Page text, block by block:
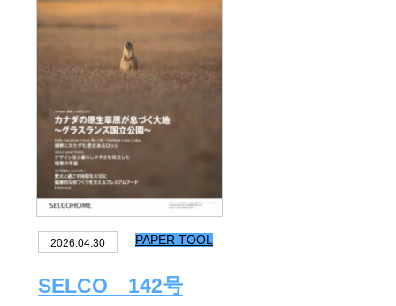
2026.04.30 PAPER TOOL
SELCO 142号